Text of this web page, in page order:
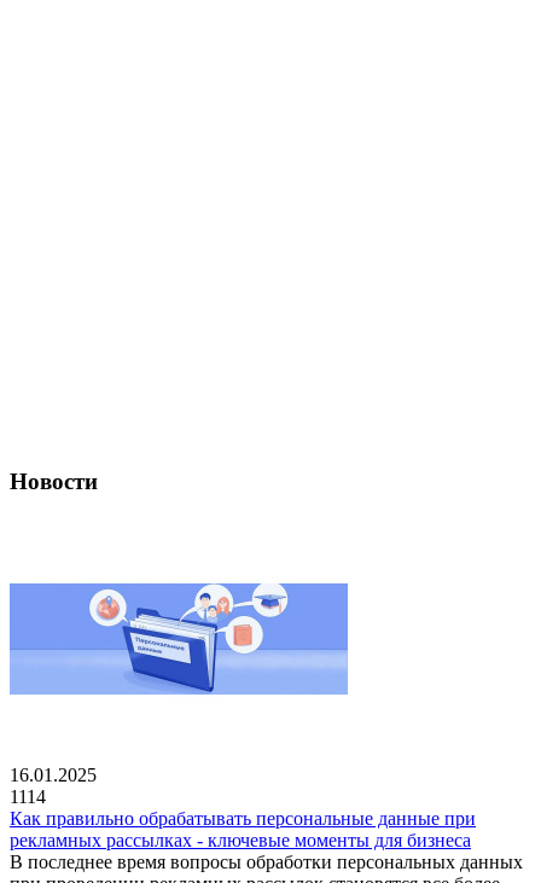
Новости
16.01.2025
1114
Как правильно обрабатывать персональные данные при
рекламных рассылках - ключевые моменты для бизнеса
В последнее время вопросы обработки персональных данных